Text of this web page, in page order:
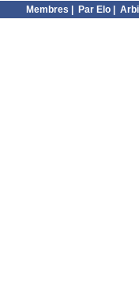
Membres
Par Elo